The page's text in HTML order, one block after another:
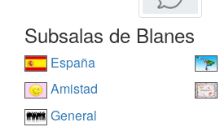
Subsalas de Blanes
España
Amistad
General